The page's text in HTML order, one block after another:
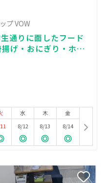
プ VOW
通りに面したフード
げ・おにぎり・ホッ
ーツの販売に最適
水
8/12
木
8/13
金
8/14